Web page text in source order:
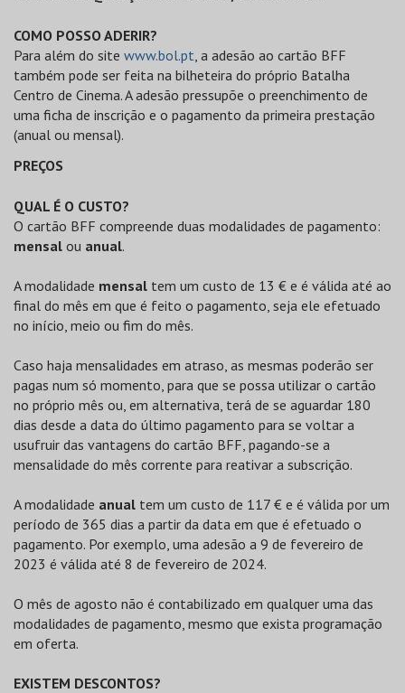
COMO POSSO ADERIR?
Para além do site www.bol.pt, a adesão ao cartão BFF
também pode ser feita na bilheteira do próprio Batalha
Centro de Cinema. A adesão pressupõe o preenchimento de
uma ficha de inscrição e o pagamento da primeira prestação
(anual ou mensal).
PREÇOS
QUAL É O CUSTO?
O cartão BFF compreende duas modalidades de pagamento:
mensal ou anual.
A modalidade mensal tem um custo de 13 € e é válida até ao
final do mês em que é feito o pagamento, seja ele efetuado
no início, meio ou fim do mês.
Caso haja mensalidades em atraso, as mesmas poderão ser
pagas num só momento, para que se possa utilizar o cartão
no próprio mês ou, em alternativa, terá de se aguardar 180
dias desde a data do último pagamento para se voltar a
usufruir das vantagens do cartão BFF, pagando-se a
mensalidade do mês corrente para reativar a subscrição.
A modalidade anual tem um custo de 117 € e é válida por um
período de 365 dias a partir da data em que é efetuado o
pagamento. Por exemplo, uma adesão a 9 de fevereiro de
2023 é válida até 8 de fevereiro de 2024.
O mês de agosto não é contabilizado em qualquer uma das
modalidades de pagamento, mesmo que exista programação
em oferta.
EXISTEM DESCONTOS?